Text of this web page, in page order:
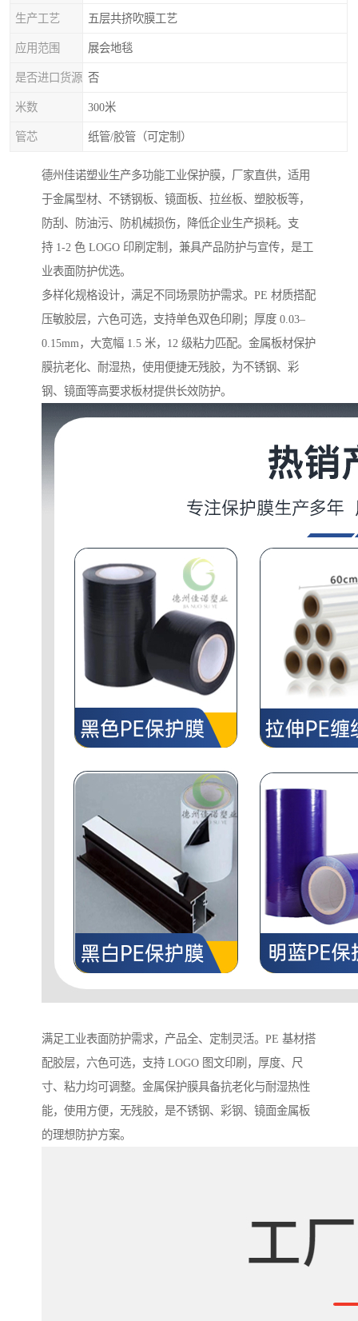
生产工艺 五层共挤吹膜工艺
应用范围 展会地毯
是否进口货源 否
米数 300米
管芯 纸管/胶管（可定制）
德州佳诺塑业生产多功能工业保护膜，厂家直供，适用
于金属型材、不锈钢板、镜面板、拉丝板、塑胶板等，
防刮、防油污、防机械损伤，降低企业生产损耗。支
持 1-2 色 LOGO 印刷定制，兼具产品防护与宣传，是工
业表面防护优选。
多样化规格设计，满足不同场景防护需求。PE 材质搭配
压敏胶层，六色可选，支持单色双色印刷；厚度 0.03–
0.15mm，大宽幅 1.5 米，12 级粘力匹配。金属板材保护
膜抗老化、耐湿热，使用便捷无残胶，为不锈钢、彩
钢、镜面等高要求板材提供长效防护。
满足工业表面防护需求，产品全、定制灵活。PE 基材搭
配胶层，六色可选，支持 LOGO 图文印刷，厚度、尺
寸、粘力均可调整。金属保护膜具备抗老化与耐湿热性
能，使用方便，无残胶，是不锈钢、彩钢、镜面金属板
的理想防护方案。